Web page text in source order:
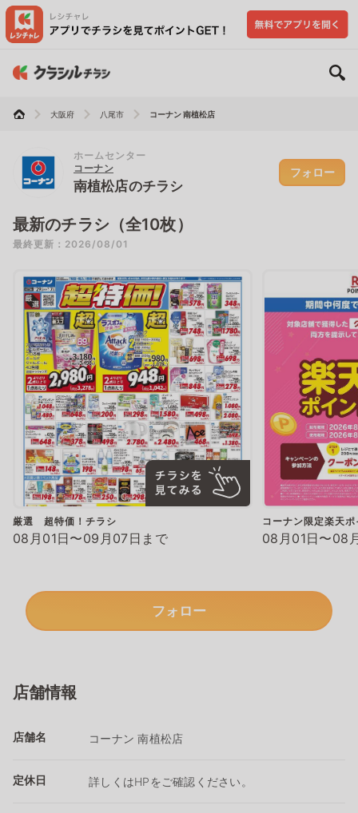
大阪府 八尾市 コーナン 南植松店
ホームセンター
コーナン
南植松店のチラシ
フォロー
最新のチラシ（全10枚）
最終更新：2026/08/01
厳選 超特価！チラシ
08月01日〜09月07日まで
コーナン限定楽天
08月01日〜08
フォロー
店舗情報
店舗名 コーナン 南植松店
定休日 詳しくはHPをご確認ください。